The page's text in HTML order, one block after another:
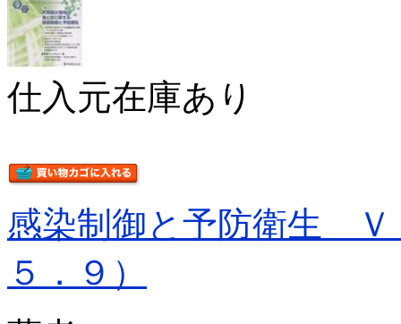
仕入元在庫あり
感染制御と予防衛生
５．９）